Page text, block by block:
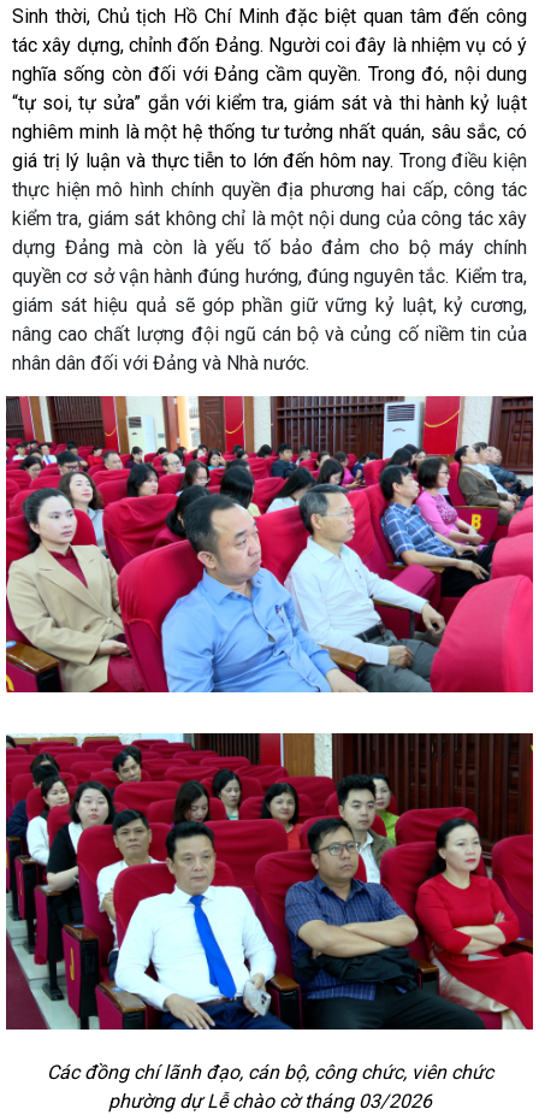
Sinh thời, Chủ tịch Hồ Chí Minh đặc biệt quan tâm đến công
tác xây dựng, chỉnh đốn Đảng. Người coi đây là nhiệm vụ có ý
nghĩa sống còn đối với Đảng cầm quyền. Trong đó, nội dung
“tự soi, tự sửa” gắn với kiểm tra, giám sát và thi hành kỷ luật
nghiêm minh là một hệ thống tư tưởng nhất quán, sâu sắc, có
giá trị lý luận và thực tiễn to lớn đến hôm nay. Trong điều kiện
thực hiện mô hình chính quyền địa phương hai cấp, công tác
kiểm tra, giám sát không chỉ là một nội dung của công tác xây
dựng Đảng mà còn là yếu tố bảo đảm cho bộ máy chính
quyền cơ sở vận hành đúng hướng, đúng nguyên tắc. Kiểm tra,
giám sát hiệu quả sẽ góp phần giữ vững kỷ luật, kỷ cương,
nâng cao chất lượng đội ngũ cán bộ và củng cố niềm tin của
nhân dân đối với Đảng và Nhà nước.
Các đồng chí lãnh đạo, cán bộ, công chức, viên chức
phường dự Lễ chào cờ tháng 03/2026